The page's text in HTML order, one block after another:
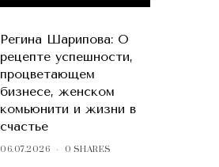
Регина Шарипова: О
рецепте успешности,
процветающем
бизнесе, женском
комьюнити и жизни в
счастье
06.07.2026 0 SHARES